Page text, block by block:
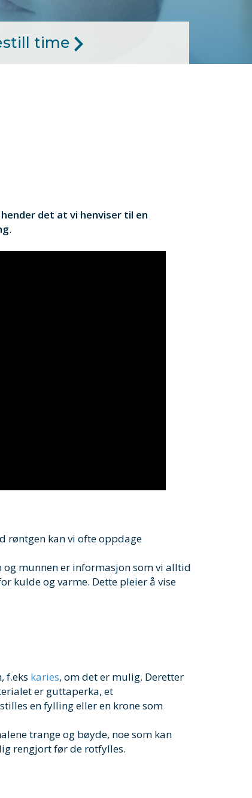
time
det at vi henviser til en
.
røntgen kan vi ofte oppdage
og munnen er informasjon som vi alltid
kulde og varme. Dette pleier å vise
f.eks karies, om det er mulig. Deretter
er guttaperka, et
en fylling eller en krone som
trange og bøyde, noe som kan
rengjort før de rotfylles.